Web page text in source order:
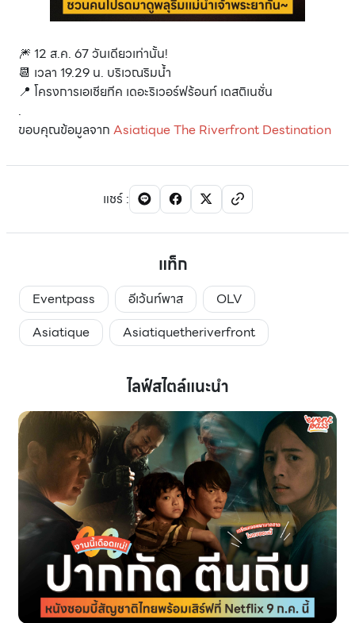
🎆 12 ส.ค. 67 วันเดียวเท่านั้น!
📆 เวลา 19.29 น. บริเวณริมน้ำ
📍 โครงการเอเชียทีค เดอะริเวอร์ฟร้อนท์ เดสติเนชั่น
.
ขอบคุณข้อมูลจาก Asiatique The Riverfront Destination
แชร์:
แท็ก
Eventpass อีเว้นท์พาส
OLV
Asiatique
Asiatiquetheriverfront
ไลฟ์สไตล์แนะนำ